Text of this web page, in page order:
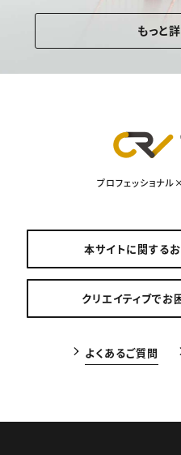
もっと
プロフェッショナ
本サイトに関する
クリエイティブでお
よくあるご質問